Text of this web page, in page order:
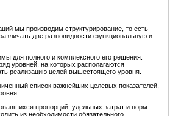
мы производим структурирование, то есть
две разновидности функциональную и
для полного и комплексного его решения.
уровней, на которых располагаются
реализацию целей вышестоящего уровня.
список важнейших целевых показателей,
пропорций, удельных затрат и норм
из необходимости обязательного